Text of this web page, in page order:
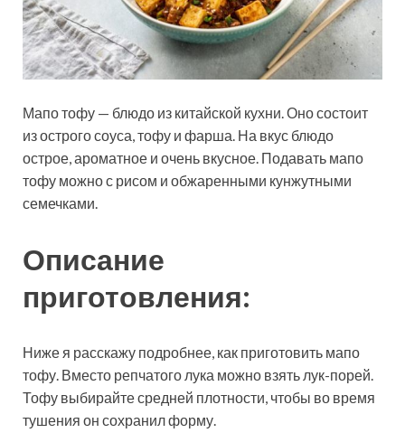
Мапо тофу — блюдо из китайской кухни. Оно состоит
из острого соуса, тофу и фарша. На вкус блюдо
острое, ароматное и очень вкусное. Подавать мапо
тофу можно с рисом и обжаренными кунжутными
семечками.
Описание
приготовления:
Ниже я расскажу подробнее, как приготовить мапо
тофу. Вместо репчатого лука можно взять лук-порей.
Тофу выбирайте средней плотности, чтобы во время
тушения он сохранил форму.